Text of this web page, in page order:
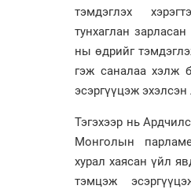
тэмдэглэх
тунхаглан
ны өдрийг
гэж саналаа хэлж
эсэргүүцэж эхэлсэн
Тэгэхээр нь
Монголын
хурал хаясан үйл
тэмцэж